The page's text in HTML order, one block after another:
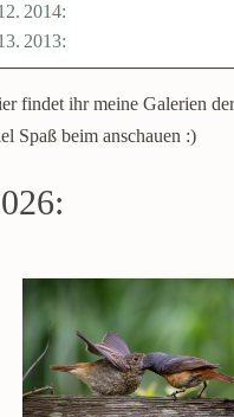
2014:
2013:
findet ihr meine Galerien
Spaß beim anschauen :)